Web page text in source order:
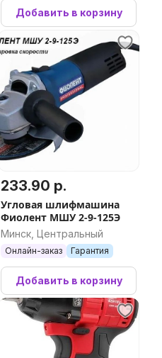
Добавить в корзину
233.90 р.
Угловая шлифмашина
Фиолент МШУ 2-9-125Э
Минск, Центральный
Онлайн-заказ Гарантия
Добавить в корзину